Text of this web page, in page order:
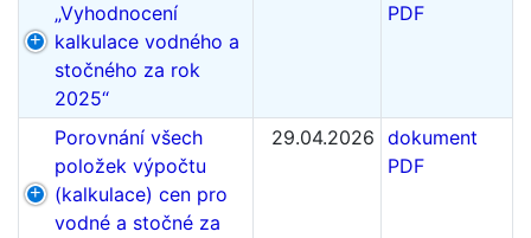
„Vyhodnocení
kalkulace vodného a
stočného za rok
2025“
PDF
Porovnání všech
položek výpočtu
(kalkulace) cen pro
vodné a stočné za
29.04.2026 dokument
PDF